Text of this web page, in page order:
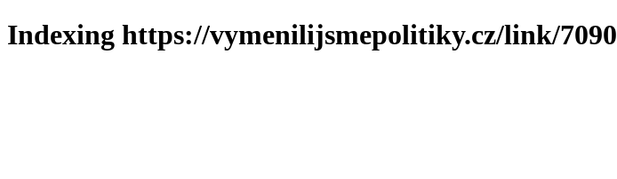
Indexing https://vymenilijsmepolitiky.cz/link/7090